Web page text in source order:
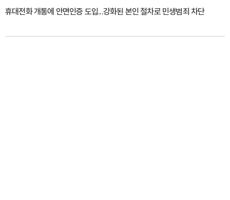
휴대전화 개통에 안면인증 도입...강화된 본인 절차로 민생범죄 차단